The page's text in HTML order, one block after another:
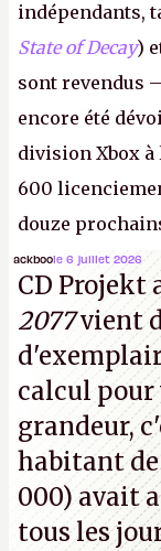
indépendants,
State of Decay)
sont revendus
encore été
division Xbox à
600
douze
(Dishonored,
prochaines
vouloir se
ackboole 6 juillet 2026
CD Projekt
2077vient
calcul pour
grandeur,
habitant de
000) avait
tous les